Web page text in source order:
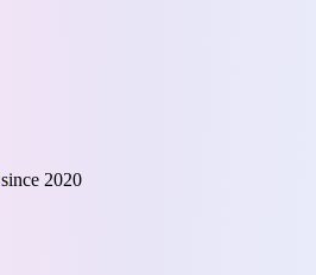
since 2020